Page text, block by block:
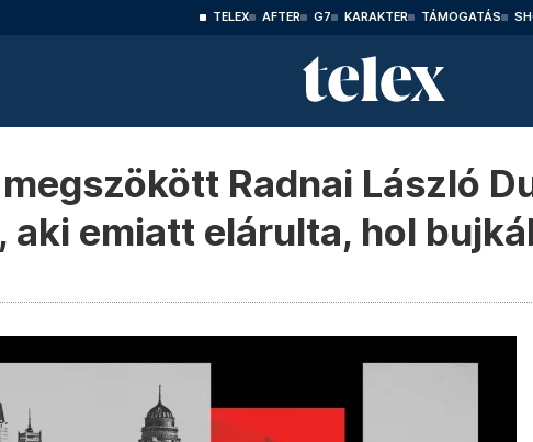
TELEX AFTER G7 KARAKTER TÁMOGATÁS
Radnai László
emiatt elárulta, hol